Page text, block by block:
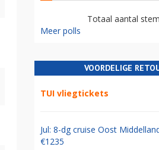
Totaal aantal
Meer polls
VOORDELIGE
TUI vliegtickets
Jul: 8-dg cruise Oost
€1235